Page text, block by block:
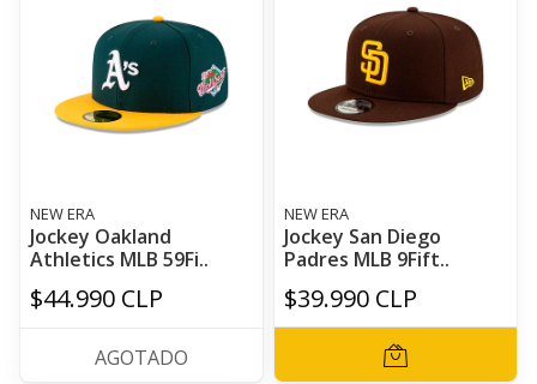
NEW ERA
Jockey Oakland
Athletics MLB 59Fi..
$44.990 CLP
AGOTADO
NEW ERA
Jockey San Diego
Padres MLB 9Fift..
$39.990 CLP